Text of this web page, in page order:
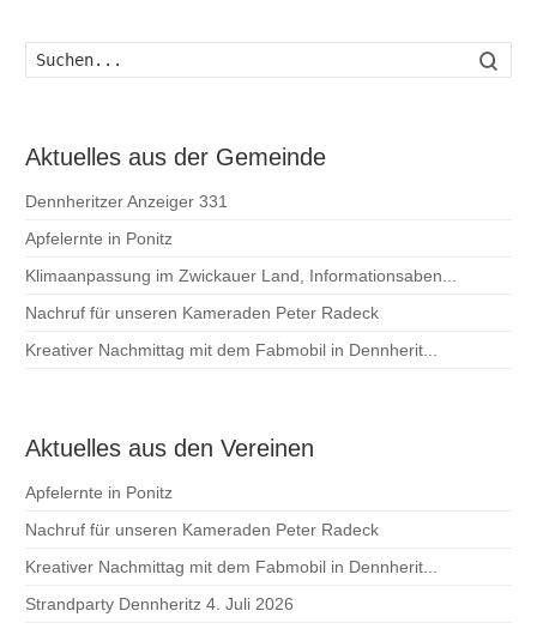
Aktuelles aus der Gemeinde
Dennheritzer Anzeiger 331
Apfelernte in Ponitz
Klimaanpassung im Zwickauer Land, Informationsaben...
Nachruf für unseren Kameraden Peter Radeck
Kreativer Nachmittag mit dem Fabmobil in Dennherit...
Aktuelles aus den Vereinen
Apfelernte in Ponitz
Nachruf für unseren Kameraden Peter Radeck
Kreativer Nachmittag mit dem Fabmobil in Dennherit...
Strandparty Dennheritz 4. Juli 2026